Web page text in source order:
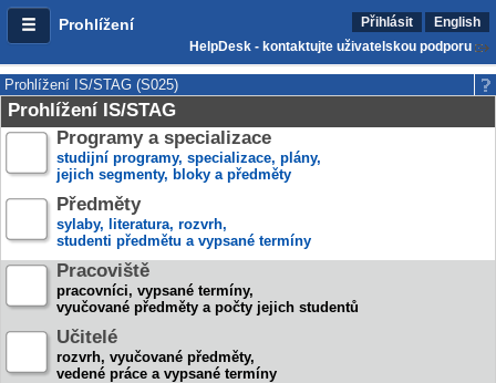
Prohlížení Přihlásit
English
HelpDesk - kontaktujte uživatelskou podporu
Prohlížení IS/STAG (S025)
Prohlížení IS/STAG
Programy a specializace
studijní programy, specializace, plány,
jejich segmenty, bloky a předměty
Předměty
sylaby, literatura, rozvrh,
studenti předmětu a vypsané termíny
Pracoviště
pracovníci, vypsané termíny,
vyučované předměty a počty jejich studentů
Učitelé
rozvrh, vyučované předměty,
vedené práce a vypsané termíny